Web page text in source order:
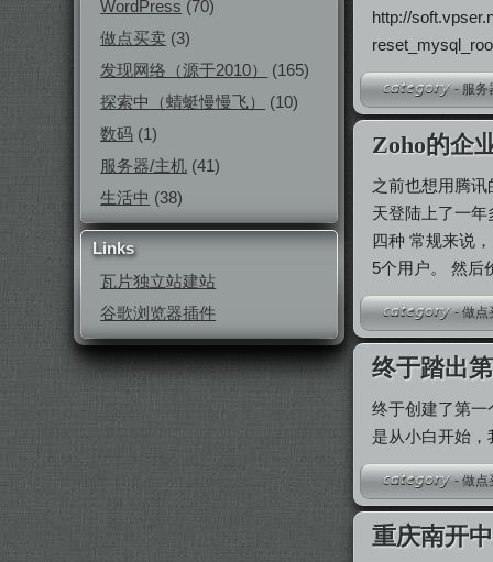
WordPress (70)
做点买卖 (3)
发现网络（源于2010）
(165)
探索中（蜻蜓慢慢飞）
(10)
数码 (1)
服务器/主机 (41)
生活中 (38)
Links
瓦片独立站建站
谷歌浏览器插件
http://
-服务
Zoho的企
之前也想用腾
天登陆上了一
四种 常规来说
5个用户。 然后
-做点
终于踏出
终于创建了第
是从小白开始
-做点
重庆南开